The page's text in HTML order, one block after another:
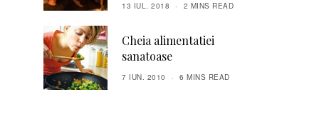
13 IUL. 2018 2 MINS READ
Cheia alimentatiei
sanatoase
7 IUN. 2010 6 MINS READ